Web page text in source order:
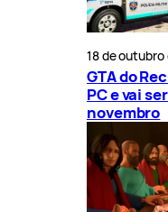
18 de
GTA do
PC e vai
novembro